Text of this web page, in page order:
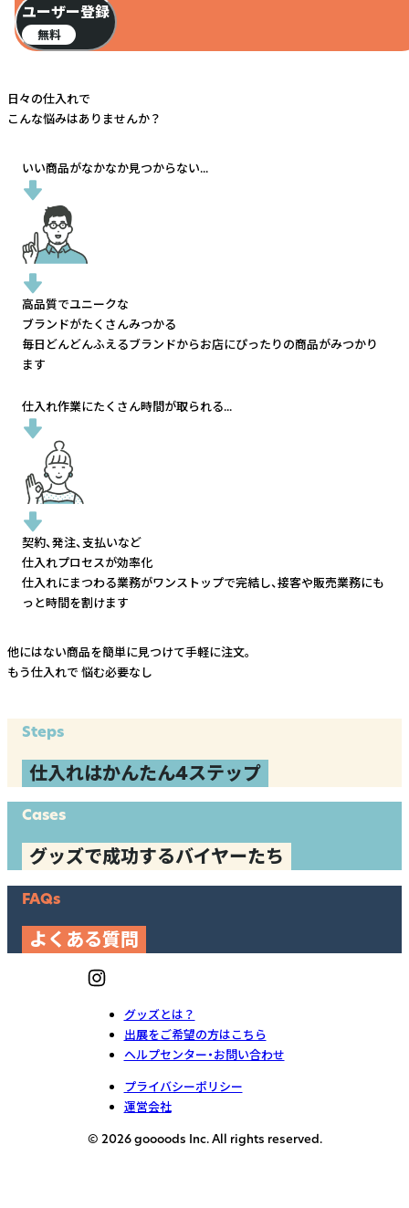
ユーザー登録
無料
日々の仕入れで
こんな悩みはありませんか？
いい商品がなかなか見つからない...
高品質でユニークな
ブランドがたくさんみつかる
毎日どんどんふえるブランドからお店にぴったりの商品がみつかり
ます
仕入れ作業にたくさん時間が取られる...
契約、発注、支払いなど
仕入れプロセスが効率化
仕入れにまつわる業務がワンストップで完結し、接客や販売業務にも
っと時間を割けます
他にはない商品を簡単に見つけて手軽に注文。
もう仕入れで 悩む必要なし
Steps
仕入れはかんたん4ステップ
Cases
グッズで成功するバイヤーたち
FAQs
よくある質問
グッズとは？
出展をご希望の方はこちら
ヘルプセンター・お問い合わせ
プライバシーポリシー
運営会社
© 2026 goooods Inc. All rights reserved.